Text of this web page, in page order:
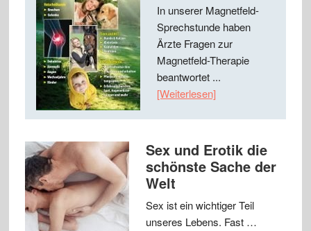
In unserer Magnetfeld-
Sprechstunde haben
Ärzte Fragen zur
Magnetfeld-Therapie
beantwortet ...
[Weiterlesen]
Sex und Erotik die
schönste Sache der
Welt
Sex ist ein wichtiger Teil
unseres Lebens. Fast …